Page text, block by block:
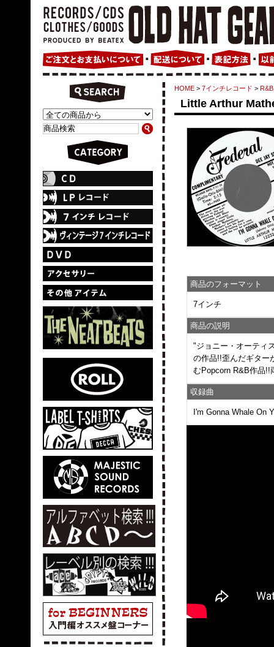
HOME > 7インチレコード >
Little Arthur
商品のフォーマット
7インチ
商品の説明
"ジョニー・オーティ
の作品!!歪んだギター
むPopcorn R&B作品!!
収録曲
I'm Gonna Whale On